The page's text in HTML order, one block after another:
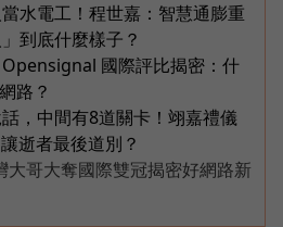
水電工！程世嘉：智慧通膨重
到底什麼樣子？
國際評比揭密：什
路？
，中間有8道關卡！翊嘉禮儀
逝者最後道別？
大哥大奪國際雙冠揭密好網路新